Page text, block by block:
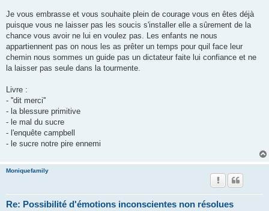
Je vous embrasse et vous souhaite plein de courage vous en êtes déjà
puisque vous ne laisser pas les soucis s'installer elle a sûrement de la
chance vous avoir ne lui en voulez pas. Les enfants ne nous
appartiennent pas on nous les as prêter un temps pour quil face leur
chemin nous sommes un guide pas un dictateur faite lui confiance et ne
la laisser pas seule dans la tourmente.
Livre :
- ''dit merci''
- la blessure primitive
- le mal du sucre
- l'enquête campbell
- le sucre notre pire ennemi
Moniquefamily
Re: Possibilité d'émotions inconscientes non résolues